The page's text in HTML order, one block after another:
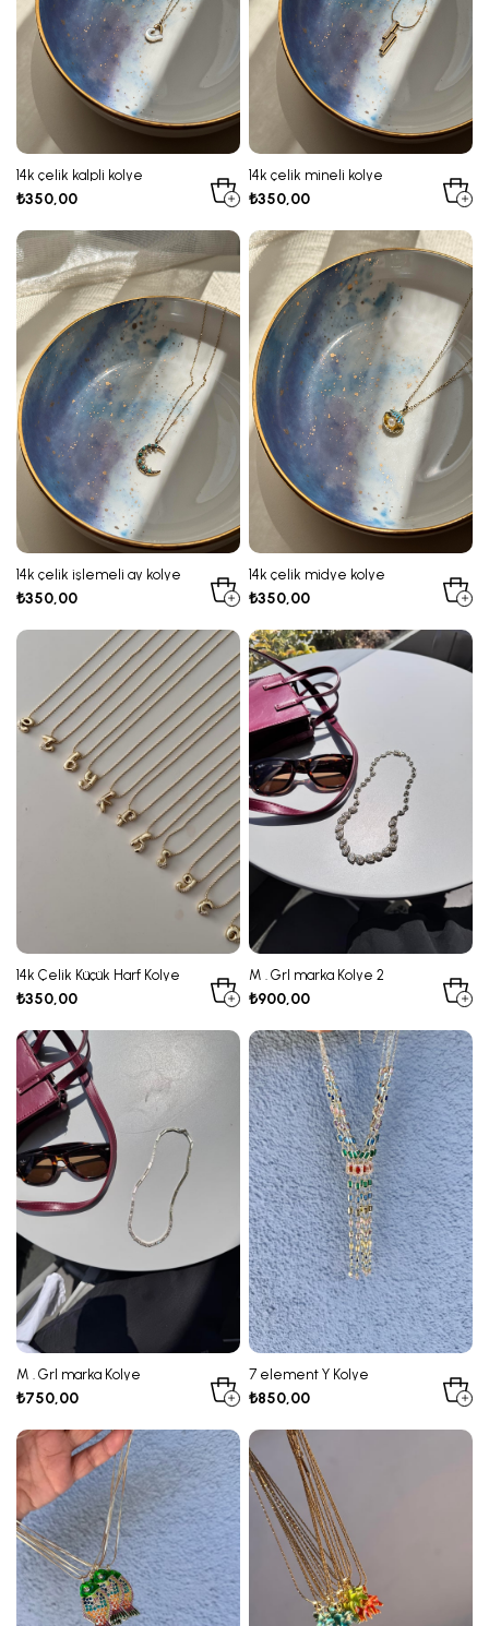
14k çelik kalpli kolye
₺350,00
14k çelik mineli kolye
₺350,00
14k çelik işlemeli ay kolye
₺350,00
14k çelik midye kolye
₺350,00
14k Çelik Küçük Harf Kolye
₺350,00
M . Grl marka Kolye 2
₺900,00
M . Grl marka Kolye
₺750,00
7 element Y Kolye
₺850,00